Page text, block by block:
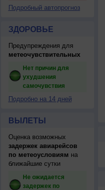
Подробный автопрогноз
ЗДОРОВЬЕ
Предупреждения для
метеочувствительных
Нет причин для
ухудшения
самочувствия
Подробно на 14 дней
ВЫЛЕТЫ
Оценка возможных
задержек авиарейсов
по метеоусловиям на
ближайшие сутки
Не ожидается
задержек по